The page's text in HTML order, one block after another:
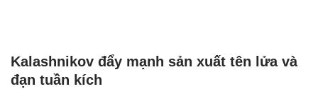
Kalashnikov đẩy mạnh sản xuất tên lửa và
đạn tuần kích